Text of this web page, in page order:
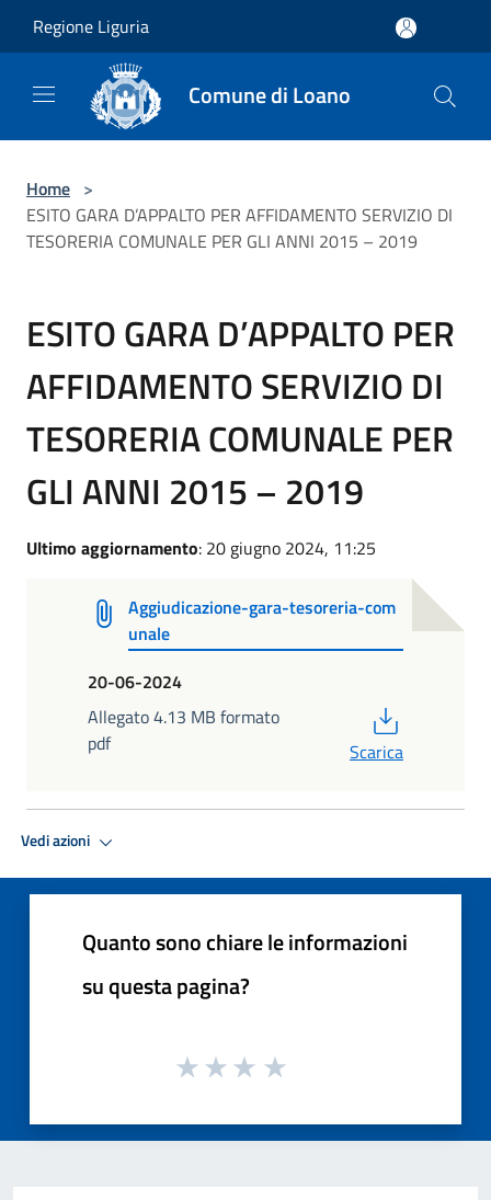
Regione Liguria
Comune di Loano
Home >
ESITO GARA D’APPALTO PER AFFIDAMENTO SERVIZIO DI
TESORERIA COMUNALE PER GLI ANNI 2015 – 2019
ESITO GARA D’APPALTO PER
AFFIDAMENTO SERVIZIO DI
TESORERIA COMUNALE PER
GLI ANNI 2015 – 2019
Ultimo aggiornamento: 20 giugno 2024, 11:25
Aggiudicazione-gara-tesoreria-com
unale
20-06-2024
Allegato 4.13 MB formato
pdf
Scarica
Vedi azioni
Quanto sono chiare le informazioni
su questa pagina?